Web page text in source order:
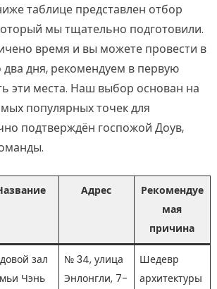
таблице представлен отбор
мы тщательно подготовили.
время и вы можете провести в
два дня, рекомендуем в первую
эти места. Наш выбор основан на
популярных точек для
подтверждён госпожой Доув,
Адрес
Рекомендуе
мая
причина
зал
Чэнь
№ 34, улица
Энлонгли, 7-
Шедевр
архитектуры